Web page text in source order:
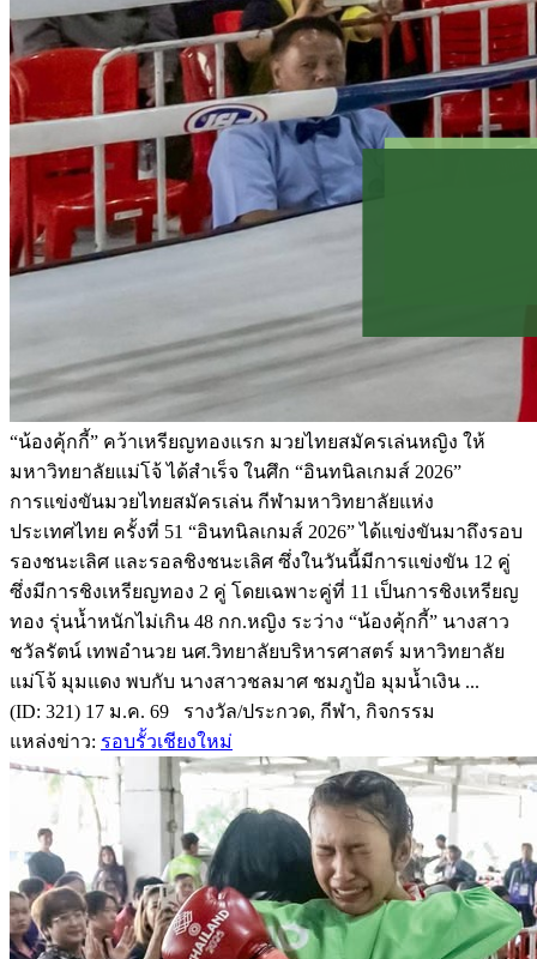
“น้องคุ้กกี้” คว้าเหรียญทองแรก มวยไทยสมัครเล่นหญิง ให้
มหาวิทยาลัยแม่โจ้ ได้สำเร็จ ในศึก “อินทนิลเกมส์ 2026”
การแข่งขันมวยไทยสมัครเล่น กีฬามหาวิทยาลัยแห่ง
ประเทศไทย ครั้งที่ 51 “อินทนิลเกมส์ 2026” ได้แข่งขันมาถึงรอบ
รองชนะเลิศ และรอลชิงชนะเลิศ ซึ่งในวันนี้มีการแข่งขัน 12 คู่
ซึ่งมีการชิงเหรียญทอง 2 คู่ โดยเฉพาะคู่ที่ 11 เป็นการชิงเหรียญ
ทอง รุ่นน้ำหนักไม่เกิน 48 กก.หญิง ระว่าง “น้องคุ้กกี้” นางสาว
ชวัลรัตน์ เทพอำนวย นศ.วิทยาลัยบริหารศาสตร์ มหาวิทยาลัย
แม่โจ้ มุมแดง พบกับ นางสาวชลมาศ ชมภูป้อ มุมน้ำเงิน ...
(ID: 321) 17 ม.ค. 69 รางวัล/ประกวด, กีฬา, กิจกรรม
แหล่งข่าว: รอบรั้วเชียงใหม่